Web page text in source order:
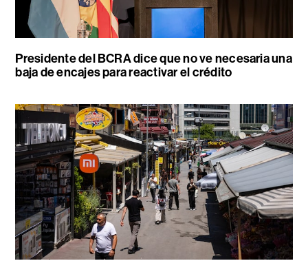
Presidente del BCRA dice que no ve necesaria una
baja de encajes para reactivar el crédito